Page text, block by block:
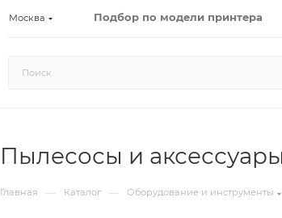
Москва Подбор по модели принтера
Пылесосы и аксессуары
Главная — Каталог — Оборудование и инструменты